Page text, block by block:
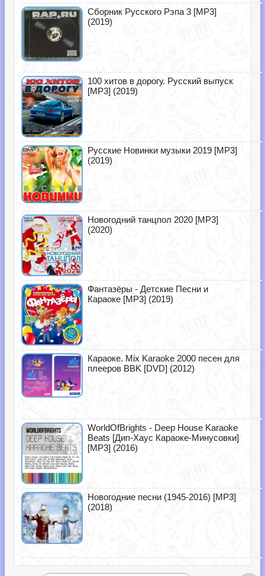
Сборник Русского Рэпа 3 [MP3]
(2019)
100 хитов в дорогу. Русский выпуск
[MP3] (2019)
Русские Новинки музыки 2019 [MP3]
(2019)
Новогодний танцпол 2020 [MP3]
(2020)
Фантазёры - Детские Песни и
Караоке [MP3] (2019)
Караоке. Mix Karaoke 2000 песен для
плееров BBK [DVD] (2012)
WorldOfBrights - Deep House Karaoke
Beats [Дип-Хаус Караоке-Минусовки]
[MP3] (2016)
Новогодние песни (1945-2016) [MP3]
(2018)